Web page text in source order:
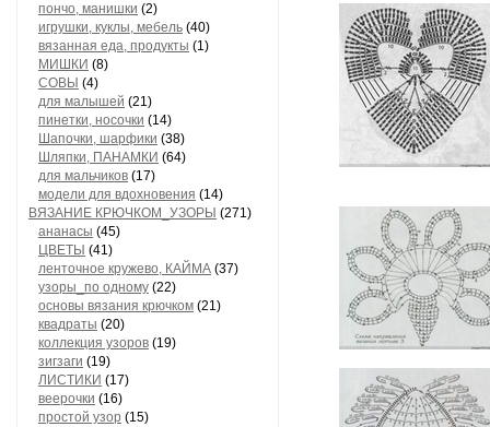
пончо, манишки (2)
игрушки, куклы, мебель (40)
вязанная еда, продукты (1)
МИШКИ (8)
СОВЫ (4)
для малышей (21)
пинетки, носочки (14)
Шапочки, шарфики (38)
Шляпки, ПАНАМКИ (64)
для мальчиков (17)
модели для вдохновения (14)
ВЯЗАНИЕ КРЮЧКОМ_УЗОРЫ (271)
ананасы (45)
ЦВЕТЫ (41)
ленточное кружево, КАЙМА (37)
узоры_по одному (22)
основы вязания крючком (21)
квадраты (20)
коллекция узоров (19)
зигзаги (19)
ЛИСТИКИ (17)
веерочки (16)
простой узор (15)